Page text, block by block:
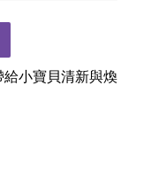
小寶貝清新與煥